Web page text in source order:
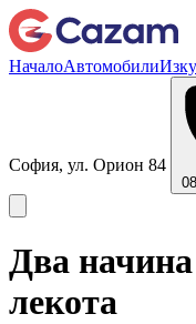
НачалоАвтомобили
София, ул. Орион 84
Два
лекота